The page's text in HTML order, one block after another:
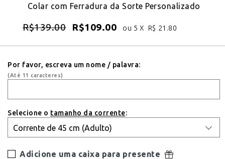
Colar com Ferradura da Sorte Personalizado
R$139.00 R$109.00 ou 5 X R$ 21.80
Por favor, escreva um nome / palavra:
(Até 11 caracteres)
Selecione o tamanho da corrente:
Adicione uma caixa para presente